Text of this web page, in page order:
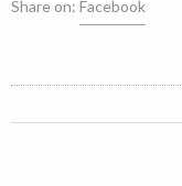
Share on: Facebook